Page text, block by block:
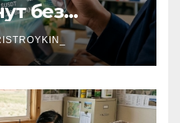
без
участия
в